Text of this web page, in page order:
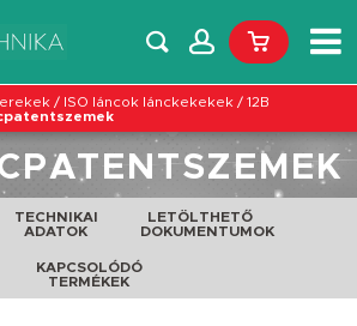
/ ISO láncok lánckekekek / 12B
TECHNIKAI
ADATOK
LETÖLTHETŐ
DOKUMENTUMOK
KAPCSOLÓDÓ
TERMÉKEK